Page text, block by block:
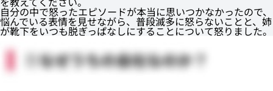
自分の中で怒ったエピソードが本当に思いつかなかったので、
悩んでいる表情を見せながら、普段滅多に怒らないことと、姉
が靴下をいつも脱ぎっぱなしにすることについて怒りました。